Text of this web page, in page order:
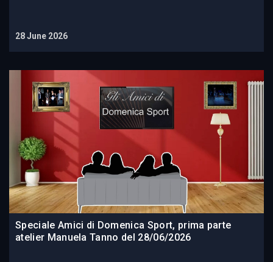
28 June 2026
Speciale Amici di Domenica Sport, prima parte
atelier Manuela Tanno del 28/06/2026